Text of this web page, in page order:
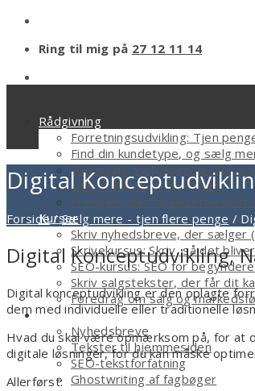
Ring til mig på 27 12 11 14
Rådgivning
Forretningsudvikling: Tjen
Find din kundetype, og sælg
Mere salg fra hjemmesiden, ja
Sælg med email marketing
Freebien, der får læserne til at
Kurser
Skriv nyhedsbreve, der sælger
Skrivekursus: Skriv, så det
SEO-kursus: SEO for begyndere
Skriv salgstekster, der får dit
Foredrag om salg og
Tekstforfatter
Nyhedsbreve
Tekster til hjemmesiden
SEO-tekstforfatning
Ghostwriting af fagbøger
Digital
Forside/Sælg mere - tjen flere penge /
Digital Konceptudvikling,
Digital konceptudvikling er den oplagte
dem med individuelle eller traditionelle
Hvad du skal være opmærksom på, for at
digitale løsninger, for du kan måske
Allerførst: